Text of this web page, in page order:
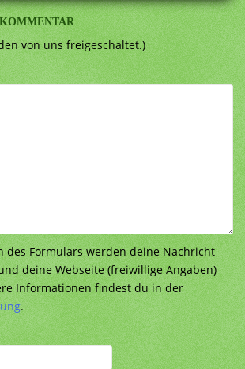
von uns freigeschaltet.)
des Formulars werden deine Nachricht
deine Webseite (freiwillige Angaben)
Informationen findest du in der
.